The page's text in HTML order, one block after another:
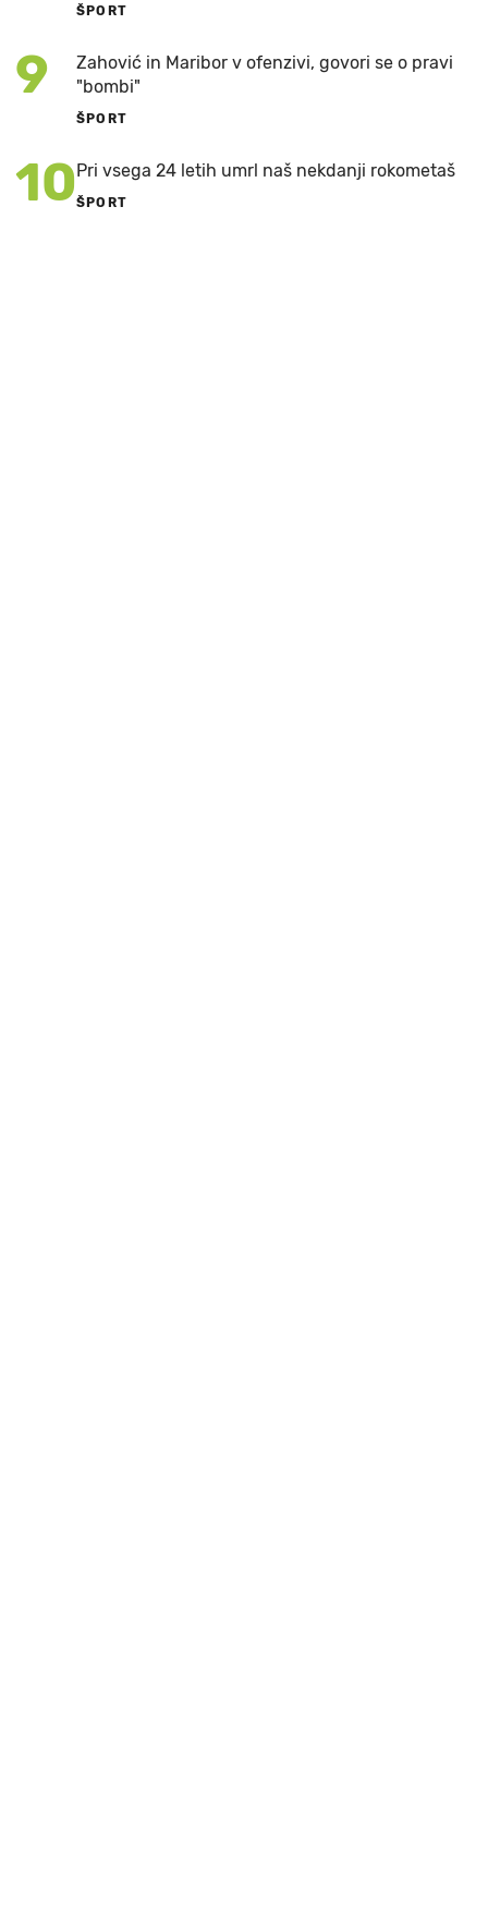
ŠPORT
9
Zahović in Maribor v ofenzivi, govori se o pravi
"bombi"
ŠPORT
10Pri vsega 24 letih umrl naš nekdanji rokometaš
ŠPORT